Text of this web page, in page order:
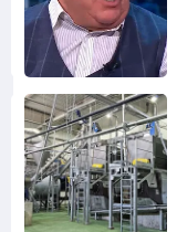
Снимка: БНТ